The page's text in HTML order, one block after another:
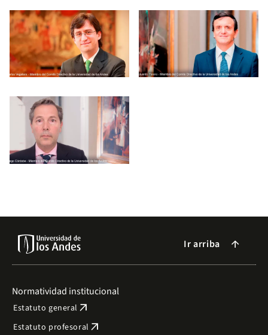
Ir arriba arrow_forward
Normatividad institucional
Estatuto general arrow_outward
Estatuto profesoral arrow_outward